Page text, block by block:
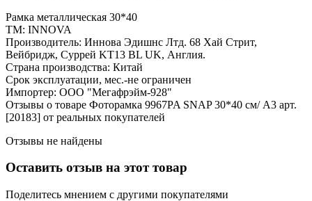
Рамка металлическая 30*40
ТМ: INNOVA
Производитель: Иннова Эдишнс Лтд. 68 Хай Стрит,
Вейбридж, Суррей KT13 BL UK, Англия.
Страна производства: Китай
Срок эксплуатации, мес.-не ограничен
Импортер: ООО "Мегафрэйм-928"
Отзывы о товаре Фоторамка 9967PA SNAP 30*40 см/ A3 арт.
[20183] от реальных покупателей
Отзывы не найдены
Оставить отзыв на этот товар
Поделитесь мнением с другими покупателями